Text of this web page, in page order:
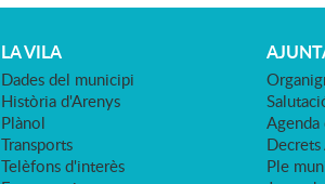
LA VILA
Dades del municipi
Història d'Arenys
Plànol
Transports
Telèfons d'interès
Agenda
Ple